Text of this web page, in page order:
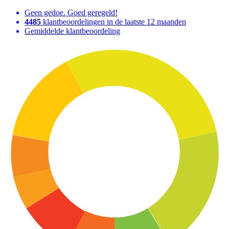
Geen gedoe. Goed geregeld!
4485 klantbeoordelingen in de laatste 12 maanden
Gemiddelde klantbeoordeling